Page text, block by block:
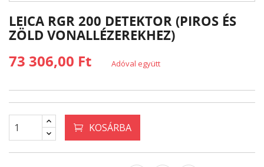
LEICA RGR 200 DETEKTOR (PIROS ÉS
ZÖLD VONALLÉZEREKHEZ)
73 306,00 Ft Adóval együtt
KOSÁRBA